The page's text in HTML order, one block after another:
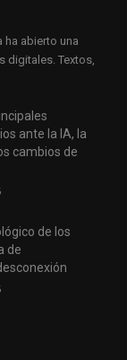
ha abierto una
digitales. Textos,
ante la IA, la
cambios de
de los
de